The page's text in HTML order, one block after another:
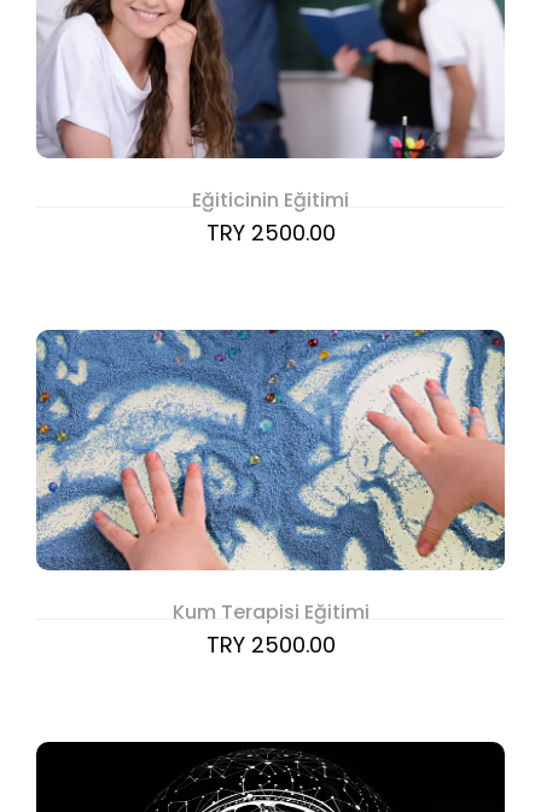
Eğiticinin Eğitimi
TRY 2500.00
Kum Terapisi Eğitimi
TRY 2500.00